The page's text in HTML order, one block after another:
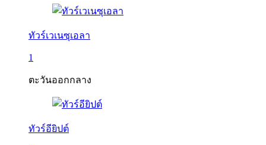
ทัวร์เวเนซุเอลา
1
ตะวันออกกลาง
ทัวร์อียิปต์